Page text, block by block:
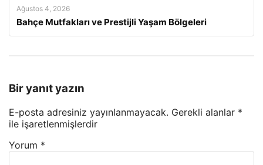
Ağustos 4, 2026
Bahçe Mutfakları ve Prestijli Yaşam Bölgeleri
Bir yanıt yazın
E-posta adresiniz yayınlanmayacak. Gerekli alanlar *
ile işaretlenmişlerdir
Yorum *